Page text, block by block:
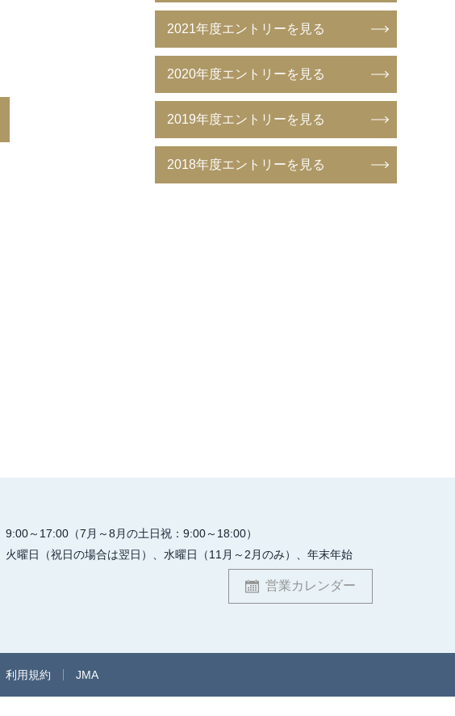
2021年度エントリーを見る
2020年度エントリーを見る
2019年度エントリーを見る
2018年度エントリーを見る
9:00～17:00 （7月～8月の土日祝：9:00～18:00）
火曜日（祝日の場合は翌日）、 水曜日（11月～2月のみ）、 年末年始
営業カレンダー
利用規約 JMA